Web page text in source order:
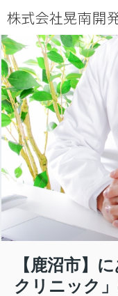
【鹿沼市】
クリニック